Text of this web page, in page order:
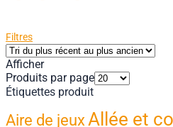
Filtres
Afficher
Produits par page
Étiquettes produit
Aire de jeuxAllée et